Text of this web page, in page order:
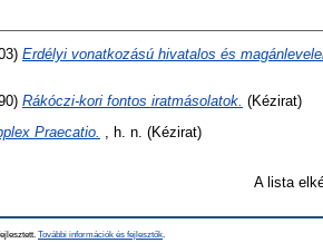
Erdélyi vonatkozású hivatalos és
Rákóczi-kori fontos iratmásolatok. (Kézirat)
Praecatio. , h. n. (Kézirat)
A lista
További információk és fejlesztők